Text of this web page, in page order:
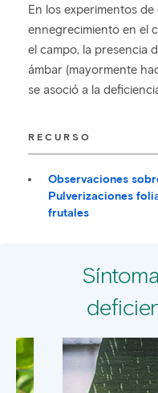
En los experimentos
ennegrecimiento en el
el campo, la presencia
ámbar (mayormente
se asoció a la
RECURSO
Observaciones
Pulverizaciones
frutales